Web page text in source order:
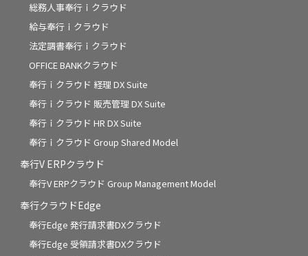
総務人事奉行ｉクラウド
給与奉行ｉクラウド
法定調書奉行ｉクラウド
OFFICE BANKクラウド
奉行ｉクラウド 経理 DX Suite
奉行ｉクラウド 販売管理 DX Suite
奉行ｉクラウド HR DX Suite
奉行ｉクラウド Group Shared Model
奉行V ERPクラウド
奉行V ERPクラウド Group Management Model
奉行クラウドEdge
奉行Edge 発行請求書DXクラウド
奉行Edge 受領請求書DXクラウド